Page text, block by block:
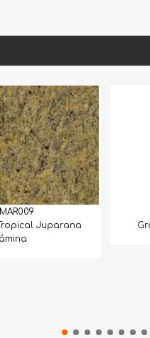
Juparana